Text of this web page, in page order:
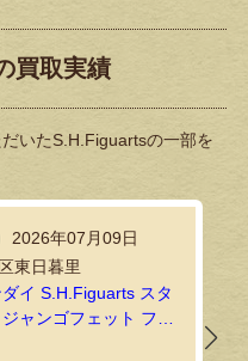
買取実績
いたS.H.Figuartsの一部を
2026年07月09日
東日暮里
イ S.H.Figuarts スタ
ャンゴフェット フィ
買取しました